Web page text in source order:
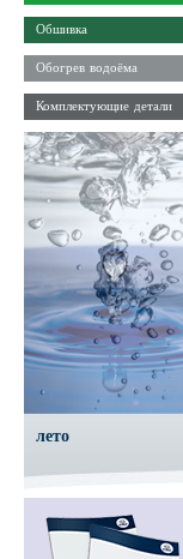
Обшивка
Обогрев водоёма
Комплектующие детали
лето